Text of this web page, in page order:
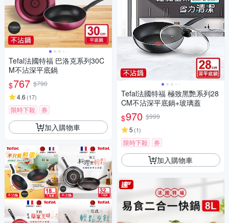
Tefal法國特福 巴洛克系列30C
M不沾深平底鍋
$767 $790
4.6 (17)
限時下殺 券
加入購物車
Tefal法國特福 極致黑艷系列28
CM不沾深平底鍋+玻璃蓋
$970 $999
5 (1)
限時下殺 券
加入購物車